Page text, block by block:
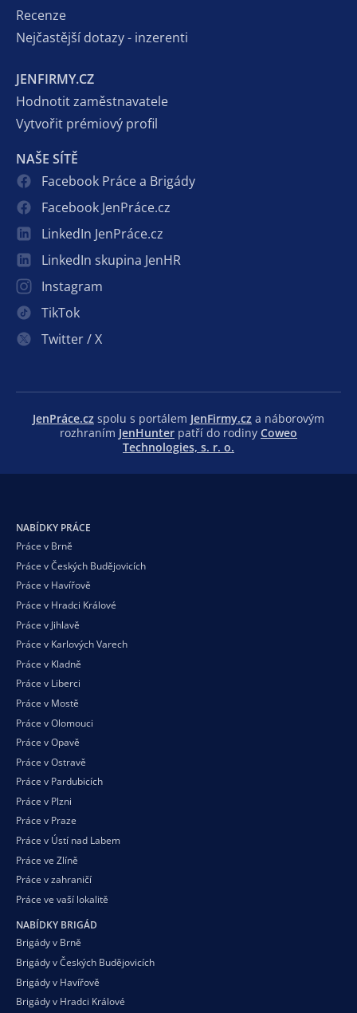
Recenze
Nejčastější dotazy - inzerenti
JENFIRMY.CZ
Hodnotit zaměstnavatele
Vytvořit prémiový profil
NAŠE SÍTĚ
Facebook Práce a Brigády
Facebook JenPráce.cz
LinkedIn JenPráce.cz
LinkedIn skupina JenHR
Instagram
TikTok
Twitter / X
JenPráce.cz spolu s portálem JenFirmy.cz a náborovým
rozhraním JenHunter patří do rodiny Coweo
Technologies, s. r. o.
NABÍDKY PRÁCE
Práce v Brně
Práce v Českých Budějovicích
Práce v Havířově
Práce v Hradci Králové
Práce v Jihlavě
Práce v Karlových Varech
Práce v Kladně
Práce v Liberci
Práce v Mostě
Práce v Olomouci
Práce v Opavě
Práce v Ostravě
Práce v Pardubicích
Práce v Plzni
Práce v Praze
Práce v Ústí nad Labem
Práce ve Zlíně
Práce v zahraničí
Práce ve vaší lokalitě
NABÍDKY BRIGÁD
Brigády v Brně
Brigády v Českých Budějovicích
Brigády v Havířově
Brigády v Hradci Králové